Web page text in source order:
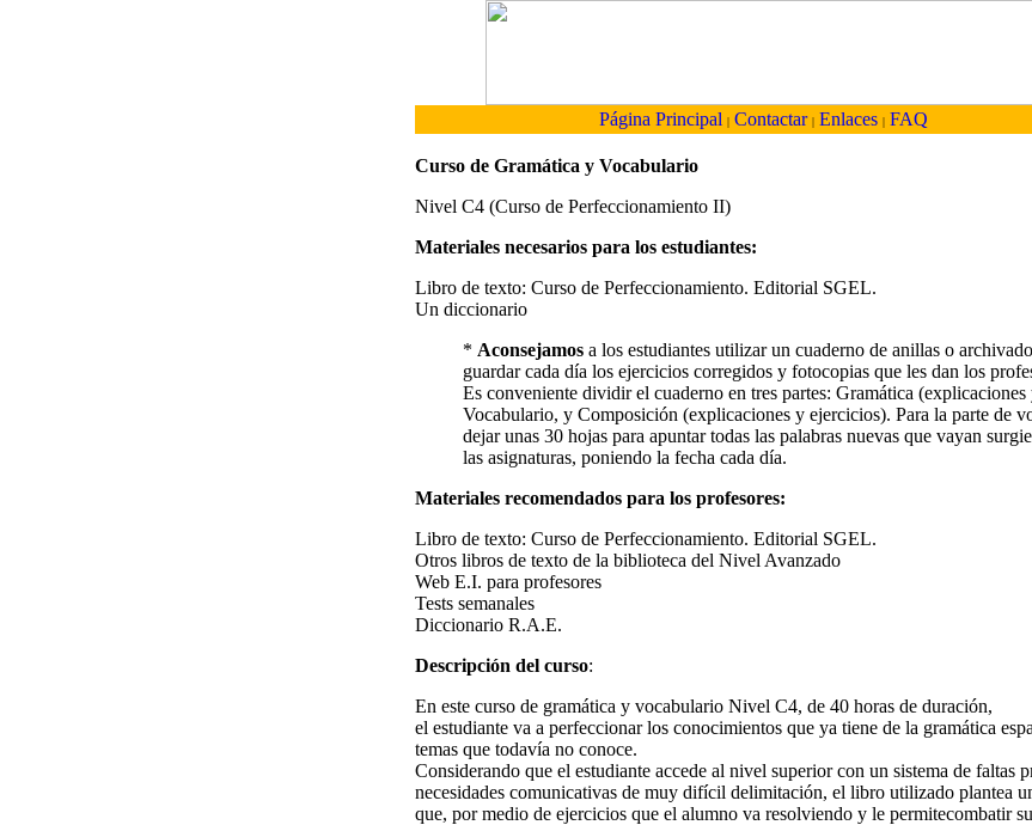
Página Principal | Contactar | Enlaces | FAQ
Curso de Gramática y Vocabulario
Nivel C4 (Curso de Perfeccionamiento II)
Materiales necesarios para los estudiantes:
Libro de texto: Curso de Perfeccionamiento. Editorial SGEL.
Un diccionario
* Aconsejamos a los estudiantes utilizar un cuaderno de anillas o
guardar cada día los ejercicios corregidos y fotocopias que les dan los
Es conveniente dividir el cuaderno en tres partes: Gramática
Vocabulario, y Composición (explicaciones y ejercicios). Para la parte de
dejar unas 30 hojas para apuntar todas las palabras nuevas que vayan
las asignaturas, poniendo la fecha cada día.
Materiales recomendados para los profesores:
Libro de texto: Curso de Perfeccionamiento. Editorial SGEL.
Otros libros de texto de la biblioteca del Nivel Avanzado
Web E.I. para profesores
Tests semanales
Diccionario R.A.E.
Descripción del curso:
En este curso de gramática y vocabulario Nivel C4, de 40 horas de duración,
el estudiante va a perfeccionar los conocimientos que ya tiene de la gramática
temas que todavía no conoce.
Considerando que el estudiante accede al nivel superior con un sistema de faltas
necesidades comunicativas de muy difícil delimitación, el libro utilizado plantea
que, por medio de ejercicios que el alumno va resolviendo y le permitecombatir